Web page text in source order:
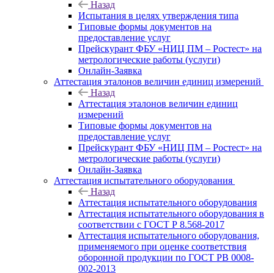
Назад
Испытания в целях утверждения типа
Типовые формы документов на
предоставление услуг
Прейскурант ФБУ «НИЦ ПМ – Ростест» на
метрологические работы (услуги)
Онлайн-Заявка
Аттестация эталонов величин единиц измерений
Назад
Аттестация эталонов величин единиц
измерений
Типовые формы документов на
предоставление услуг
Прейскурант ФБУ «НИЦ ПМ – Ростест» на
метрологические работы (услуги)
Онлайн-Заявка
Аттестация испытательного оборудования
Назад
Аттестация испытательного оборудования
Аттестация испытательного оборудования в
соответствии с ГОСТ Р 8.568-2017
Аттестация испытательного оборудования,
применяемого при оценке соответствия
оборонной продукции по ГОСТ РВ 0008-
002-2013